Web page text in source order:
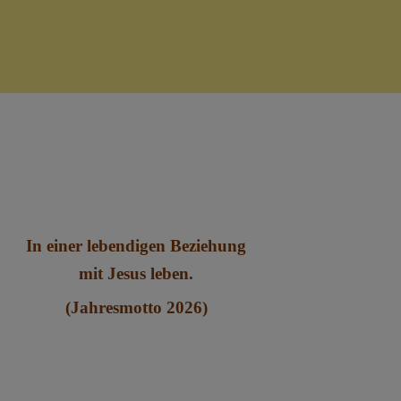
In einer lebendigen Beziehung
mit Jesus leben.
(Jahresmotto 2026)